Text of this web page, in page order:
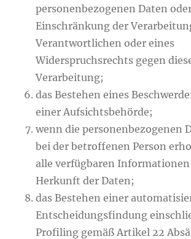
personenbezogenen Daten
Einschränkung der
Verantwortlichen oder eines
Widerspruchsrechts gegen
Verarbeitung;
das Bestehen eines
einer Aufsichtsbehörde;
wenn die personenbezogenen
bei der betroffenen Person
alle verfügbaren Informationen
Herkunft der Daten;
das Bestehen einer
Entscheidungsfindung
Profiling gemäß Artikel 22